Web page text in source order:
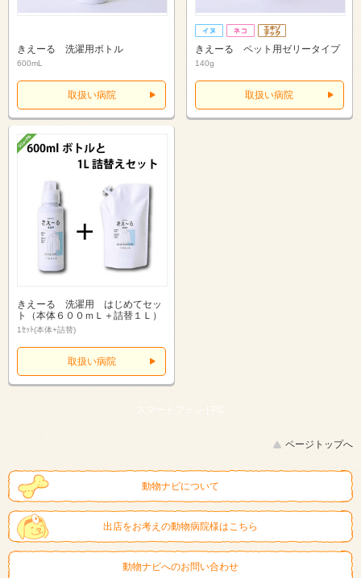
きえーる 洗濯用ボトル
600mL
取扱い病院
きえーる ペット用ゼリータイプ
140g
取扱い病院
きえーる 洗濯用 はじめてセッ
ト（本体６００ｍＬ＋詰替１Ｌ）
1ｾｯﾄ(本体+詰替)
取扱い病院
スマートフォン | PC
ページトップへ
動物ナビについて
出店をお考えの動物病院様はこちら
動物ナビへのお問い合わせ